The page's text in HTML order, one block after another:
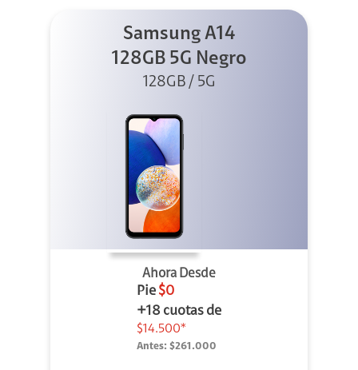
Samsung A14
128GB 5G Negro
128GB / 5G
Ahora Desde
Pie $0
+18 cuotas de
$14.500*
Antes: $261.000